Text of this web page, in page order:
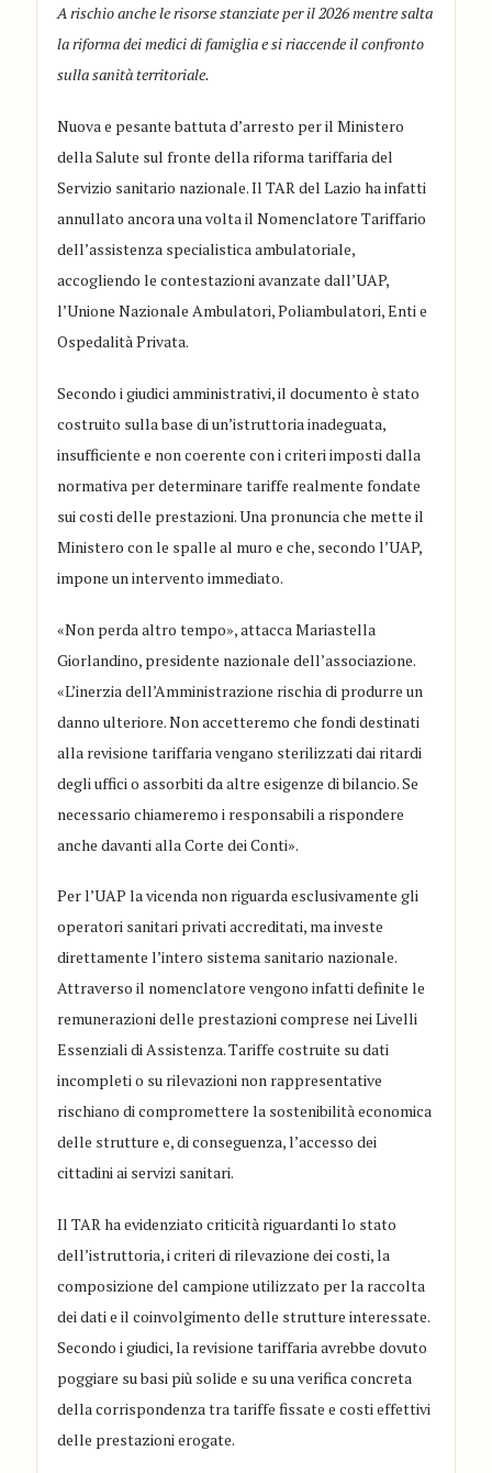
A rischio anche le risorse stanziate per il 2026 mentre salta
la riforma dei medici di famiglia e si riaccende il confronto
sulla sanità territoriale.
Nuova e pesante battuta d’arresto per il Ministero
della Salute sul fronte della riforma tariffaria del
Servizio sanitario nazionale. Il TAR del Lazio ha infatti
annullato ancora una volta il Nomenclatore Tariffario
dell’assistenza specialistica ambulatoriale,
accogliendo le contestazioni avanzate dall’UAP,
l’Unione Nazionale Ambulatori, Poliambulatori, Enti e
Ospedalità Privata.
Secondo i giudici amministrativi, il documento è stato
costruito sulla base di un’istruttoria inadeguata,
insufficiente e non coerente con i criteri imposti dalla
normativa per determinare tariffe realmente fondate
sui costi delle prestazioni. Una pronuncia che mette il
Ministero con le spalle al muro e che, secondo l’UAP,
impone un intervento immediato.
«Non perda altro tempo», attacca Mariastella
Giorlandino, presidente nazionale dell’associazione.
«L’inerzia dell’Amministrazione rischia di produrre un
danno ulteriore. Non accetteremo che fondi destinati
alla revisione tariffaria vengano sterilizzati dai ritardi
degli uffici o assorbiti da altre esigenze di bilancio. Se
necessario chiameremo i responsabili a rispondere
anche davanti alla Corte dei Conti».
Per l’UAP la vicenda non riguarda esclusivamente gli
operatori sanitari privati accreditati, ma investe
direttamente l’intero sistema sanitario nazionale.
Attraverso il nomenclatore vengono infatti definite le
remunerazioni delle prestazioni comprese nei Livelli
Essenziali di Assistenza. Tariffe costruite su dati
incompleti o su rilevazioni non rappresentative
rischiano di compromettere la sostenibilità economica
delle strutture e, di conseguenza, l’accesso dei
cittadini ai servizi sanitari.
Il TAR ha evidenziato criticità riguardanti lo stato
dell’istruttoria, i criteri di rilevazione dei costi, la
composizione del campione utilizzato per la raccolta
dei dati e il coinvolgimento delle strutture interessate.
Secondo i giudici, la revisione tariffaria avrebbe dovuto
poggiare su basi più solide e su una verifica concreta
della corrispondenza tra tariffe fissate e costi effettivi
delle prestazioni erogate.